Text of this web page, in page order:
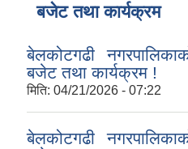
बजेट तथा कार्यक्रम
बेलकोटगढी
बजेट तथा कार्यक्रम !
मिति: 04/21/2026 - 07:22
बेलकोटगढी